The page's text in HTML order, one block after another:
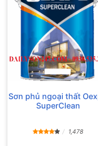
Sơn phủ ngoại thất
SuperClean
1,478